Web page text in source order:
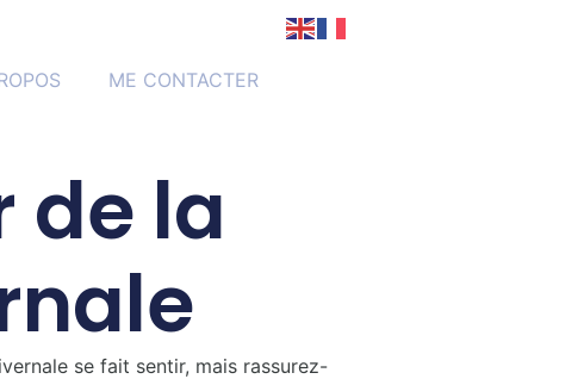
ME CONTACTER
de la
se fait sentir, mais rassurez-